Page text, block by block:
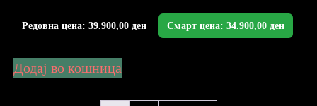
Редовна цена: 39.900,00 ден Смарт цена: 34.900,00 ден
Додај во кошница